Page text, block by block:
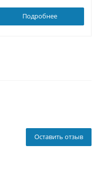
Подробнее
Оставить отзыв